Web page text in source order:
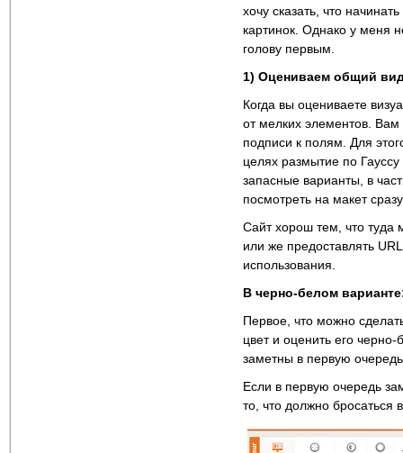
хочу сказать, что
картинок. Однако у меня
голову первым.
1) Оцениваем общий
Когда вы оцениваете
от мелких элементов. Вам
подписи к полям. Для
целях размытие по
запасные варианты, в
посмотреть на макет
Сайт хорош тем, что туда
или же предоставлять
использования.
В черно-белом
Первое, что можно
цвет и оценить его
заметны в первую
Если в первую очередь
то, что должно бросаться